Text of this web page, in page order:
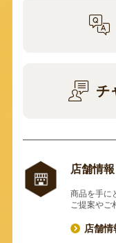
チ
店舗情報
商品を手に
ご提案やご
店舗